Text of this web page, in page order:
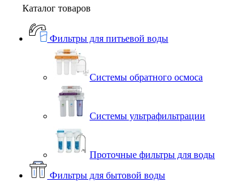
Каталог товаров
Фильтры для питьевой воды
Системы обратного осмоса
Системы ультрафильтрации
Проточные фильтры для воды
Фильтры для бытовой воды